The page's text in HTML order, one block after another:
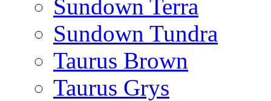
Sundown Terra
Sundown Tundra
Taurus Brown
Taurus Grys